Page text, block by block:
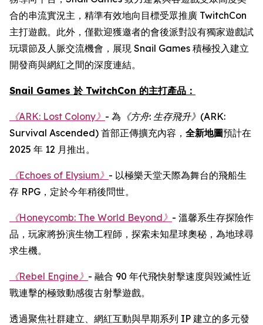
合的串流實況主，精準有效地向目標受眾推廣 TwitchCon
主打遊戲。此外，僅歡迎獲邀者的會後派對設有獨家遊戲試
玩環節及人脈交流機會，展現 Snail Games 積極投入建立
開發商與網紅之間的深度連結。
Snail Games 於 TwitchCon 的主打產品：
《ARK: Lost Colony》 - 為 《方舟: 生存飛升》 (ARK:
Survival Ascended) 首部正傳擴充內容， 全新地圖預計在
2025 年 12 月推出。
《Echoes of Elysium》 - 以極樂天堂天際為舞台的飛船生
存 RPG，定於今年稍後問世。
《Honeycomb: The World Beyond》 - 溫馨系生存探險作
品，玩家將扮演生物工程師，探索未知星球奧秘，為地球尋
求生機。
《Rebel Engine》 - 融合 90 年代飛快射擊速度與毀滅性近
戰連擊的極致動感復古射擊遊戲。
透過聚焦社群建立、網紅互動與早期系列 IP 建立的多元發